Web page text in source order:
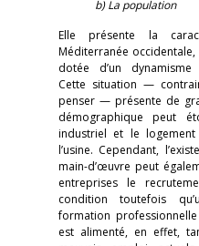
b) La population
Elle présente la
Méditerranée
dotée d’un
Cette situation —
penser — présente de
démographique peut
industriel et le
l’usine. Cependant,
main-d’œuvre peut
entreprises le
condition toutefois
formation
est alimenté, en effet,